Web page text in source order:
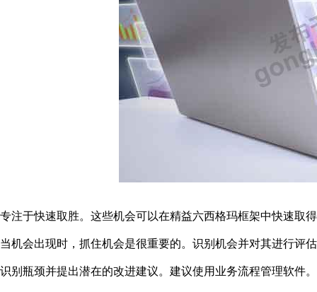
专注于快速取胜。这些机会可以在精益六西格玛框架中快速取
当机会出现时，抓住机会是很重要的。识别机会并对其进行评
识别瓶颈并提出潜在的改进建议。建议使用业务流程管理软件。